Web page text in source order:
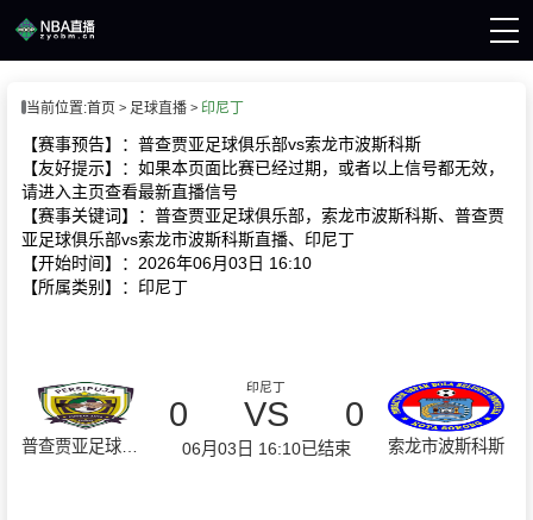
播
闻
当前位置:首页 足球直播 印尼丁
【赛事预告】：普查贾亚足球俱乐部vs索龙市波斯科斯
【友好提示】：如果本页面比赛已经过期，或者以上信号都无效，
请进入主页查看最新直播信号
【赛事关键词】：普查贾亚足球俱乐部，索龙市波斯科斯、普查贾
亚足球俱乐部vs索龙市波斯科斯直播、印尼丁
【开始时间】：2026年06月03日 16:10
【所属类别】：印尼丁
普查贾亚足球俱乐部
印尼丁
0 VS 0
06月03日 16:10已结束 索龙市波斯科斯